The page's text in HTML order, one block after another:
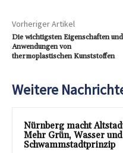
Vorheriger Artikel
Die wichtigsten Eigenschaften und
Anwendungen von
thermoplastischen Kunststoffen
Weitere
Nürnberg macht
Mehr Grün, Wasser und
Schwammstadtprinzip